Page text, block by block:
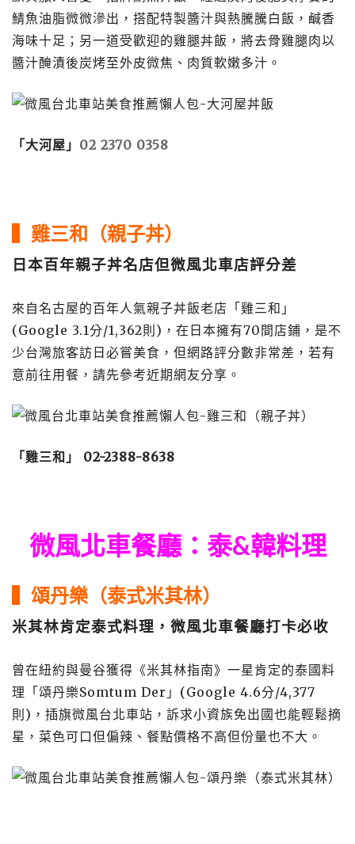
鯖魚油脂微微滲出，搭配特製醬汁與熱騰騰白飯，鹹香
海味十足；另一道受歡迎的雞腿丼飯，將去骨雞腿肉以
醬汁醃漬後炭烤至外皮微焦、肉質軟嫩多汁。
「大河屋」 02 2370 0358
▍雞三和（親子丼）
日本百年親子丼名店但微風北車店評分差
來自名古屋的百年人氣親子丼飯老店「雞三和」
(Google 3.1分/1,362則)，在日本擁有70間店鋪，是不
少台灣旅客訪日必嘗美食，但網路評分數非常差，若有
意前往用餐，請先參考近期網友分享。
「雞三和」 02-2388-8638
微風北車餐廳：泰&韓料理
▍頌丹樂（泰式米其林）
米其林肯定泰式料理，微風北車餐廳打卡必收
曾在紐約與曼谷獲得《米其林指南》一星肯定的泰國料
理「頌丹樂Somtum Der」(Google 4.6分/4,377
則)，插旗微風台北車站，訴求小資族免出國也能輕鬆摘
星，菜色可口但偏辣、餐點價格不高但份量也不大。